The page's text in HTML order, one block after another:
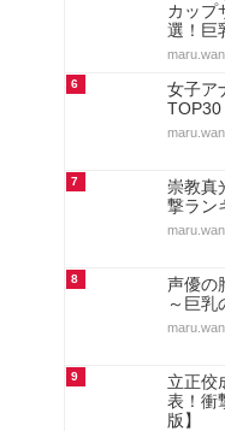
カップ
選！巨
6
女子ア
TOP30
7
崇教真
撃ラン
8
声優の
～巨乳
9
立正佼
表！衝
版】